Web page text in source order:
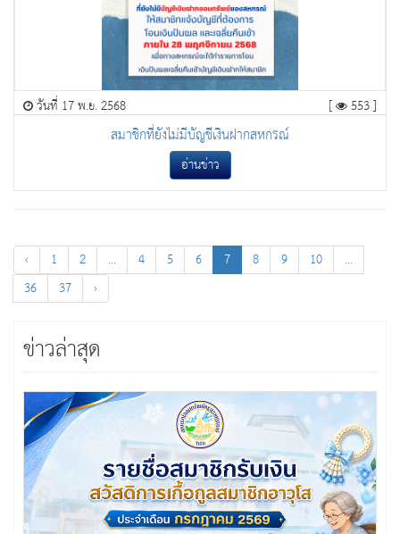
วันที่ 17 พ.ย. 2568 [ 553 ]
สมาชิกที่ยังไม่มีบัญชีเงินฝากสหกรณ์
อ่านข่าว
‹ 1 2 ... 4 5 6 7 8 9 10
...
36
37 ›
ข่าวล่าสุด